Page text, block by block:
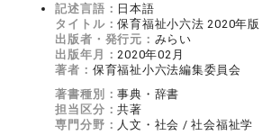
記述言語： 日本語
タイトル：保育福祉小六法 2020年版
出版者・発行元： みらい
出版年月： 2020年02月
著者： 保育福祉小六法編集委員会
著書種別：事典・辞書
担当区分：共著
専門分野： 人文・社会 / 社会福祉学